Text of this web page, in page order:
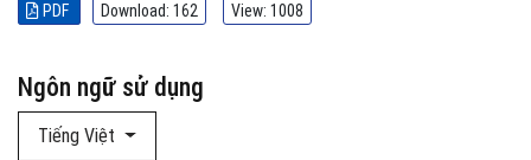
PDF Download: 162 View: 1008
Ngôn ngữ sử dụng
Tiếng Việt